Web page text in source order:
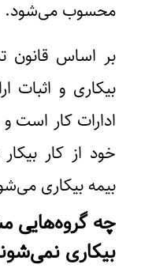
محسوب می‌شود.
بر اساس قانون
بیکاری و اثبات
ادارات کار است و
خود از کار
بیمه بیکاری
چه گروه‌هایی
بیکاری